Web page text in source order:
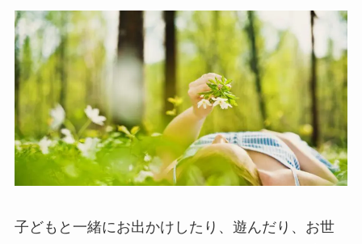
子どもと一緒にお出かけしたり、遊んだり、お世